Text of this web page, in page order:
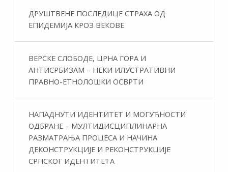
ДРУШТВЕНЕ ПОСЛЕДИЦЕ СТРАХА ОД
ЕПИДЕМИЈА КРОЗ ВЕКОВЕ
ВЕРСКЕ СЛОБОДЕ, ЦРНА ГОРА И
АНТИСРБИЗАМ – НЕКИ ИЛУСТРАТИВНИ
ПРАВНО-ЕТНОЛОШКИ ОСВРТИ
НАПАДНУТИ ИДЕНТИТЕТ И МОГУЋНОСТИ
ОДБРАНЕ – МУЛТИДИСЦИПЛИНАРНА
РАЗМАТРАЊА ПРОЦЕСА И НАЧИНА
ДЕКОНСТРУКЦИЈЕ И РЕКОНСТРУКЦИЈЕ
СРПСКОГ ИДЕНТИТЕТА